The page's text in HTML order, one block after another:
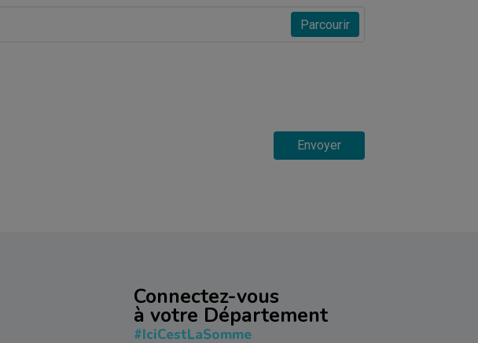
Parcourir
Envoyer
Connectez-vous
à votre Département
#IciCestLaSomme